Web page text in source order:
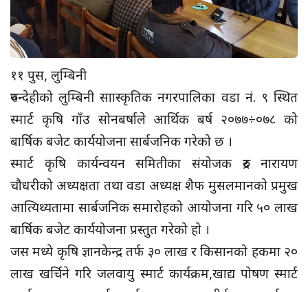
११ पुस, लुम्बिनी
रुपन्देहीको लुम्बिनी साास्कृतिक नगरपालिका वडा नं. ९ स्थित
स्मार्ट कृषि गाँउ सोनबर्षाले आर्थिक बर्ष २०७७÷०७८ को
बार्षिक बजेट कार्ययोजना सार्बजनिक गरेको छ ।
स्मार्ट कृषि कार्यन्वयन समितीका संयोजक रुद्र नारायण
चौधरीको अध्यक्षता तथा वडा अध्यक्ष शैफ मुसलमानको प्रमुख
आत्यिथ्यतामा सार्बजनिक समारोहको आयोजना गरि ५० लाख
बार्षिक बजेट कार्ययोजना प्रस्तुत गरेको हो ।
जस मध्ये कृषि ज्ञानकेन्द्र तर्फ ३० लाख र किसानको हकमा २०
लाख खर्चिने गरि जलवायु स्मार्ट कार्यक्रम,खाद्य पोषण स्मार्ट